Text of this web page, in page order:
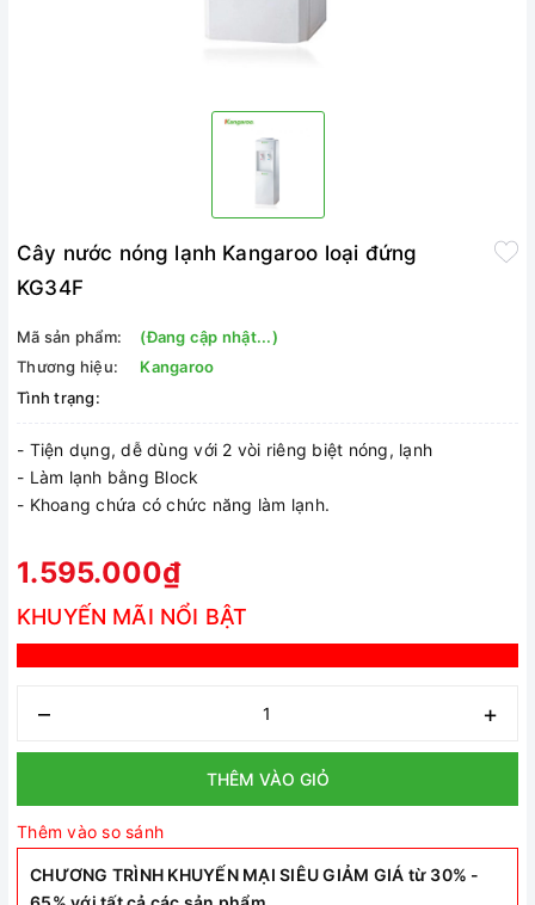
Cây nước nóng lạnh Kangaroo loại đứng
KG34F
Mã sản phẩm:
(Đang cập nhật...)
Thương hiệu:
Kangaroo
Tình trạng:
- Tiện dụng, dễ dùng với 2 vòi riêng biệt nóng, lạnh
- Làm lạnh bằng Block
- Khoang chứa có chức năng làm lạnh.
1.595.000₫
KHUYẾN MÃI NỔI BẬT
– +
THÊM VÀO GIỎ
Thêm vào so sánh
CHƯƠNG TRÌNH KHUYẾN MẠI SIÊU GIẢM GIÁ từ 30% -